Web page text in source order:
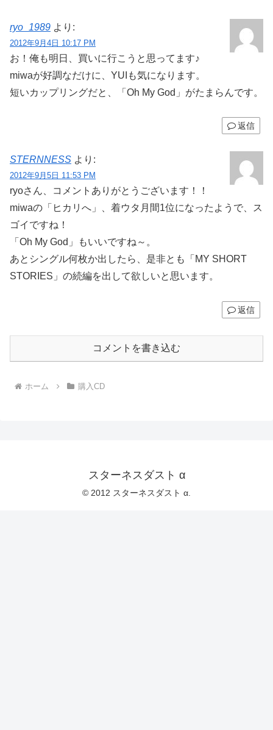
ryo_1989 より:
2012年9月4日 10:17 PM
お！俺も明日、買いに行こうと思ってます♪
miwaが好調なだけに、YUIも気になります。
短いカップリングだと、「Oh My God」がたまらんです。
返信
STERNNESS より:
2012年9月5日 11:53 PM
ryoさん、コメントありがとうございます！！
miwaの「ヒカリへ」、着ウタ月間1位になったようで、ス
ゴイですね！
「Oh My God」もいいですね～。
あとシングル何枚か出したら、是非とも「MY SHORT
STORIES」の続編を出して欲しいと思います。
返信
コメントを書き込む
ホーム 購入CD
スターネスダスト α
© 2012 スターネスダスト α.